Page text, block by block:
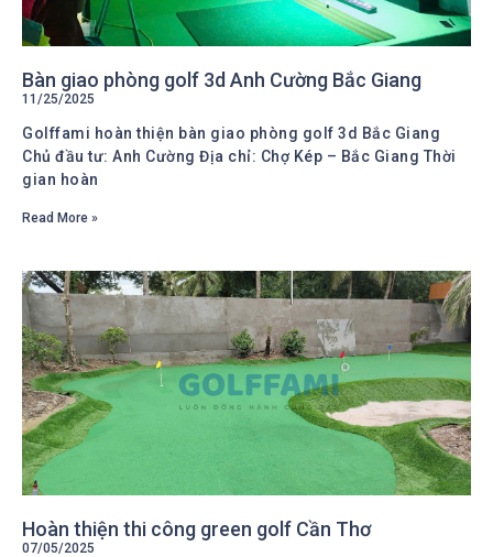
Bàn giao phòng golf 3d Anh Cường Bắc Giang
11/25/2025
Golffami hoàn thiện bàn giao phòng golf 3d Bắc Giang
Chủ đầu tư: Anh Cường Địa chỉ: Chợ Kép – Bắc Giang Thời
gian hoàn
Read More »
Hoàn thiện thi công green golf Cần Thơ
07/05/2025